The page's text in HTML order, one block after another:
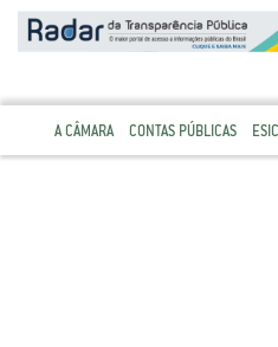
A CÂMARA CONTAS PÚBLICAS ESIC